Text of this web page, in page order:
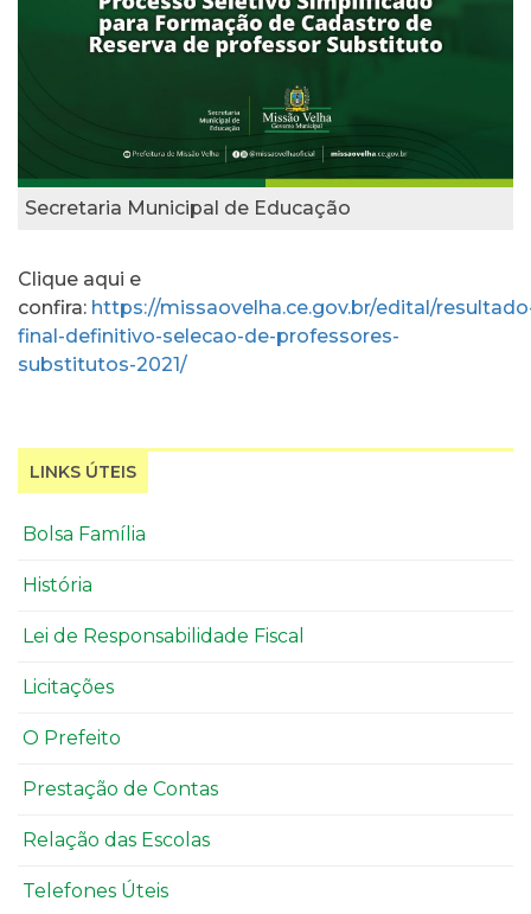
Secretaria Municipal de Educação
Clique aqui e
confira: https://missaovelha.ce.gov.br/edital/
final-definitivo-selecao-de-professores-
substitutos-2021/
LINKS ÚTEIS
Bolsa Família
História
Lei de Responsabilidade Fiscal
Licitações
O Prefeito
Prestação de Contas
Relação das Escolas
Telefones Úteis